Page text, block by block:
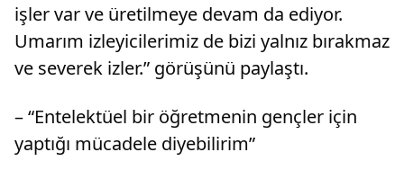
işler var ve üretilmeye devam da ediyor.
Umarım izleyicilerimiz de bizi yalnız bırakmaz
ve severek izler.” görüşünü paylaştı.
– “Entelektüel bir öğretmenin gençler için
yaptığı mücadele diyebilirim”